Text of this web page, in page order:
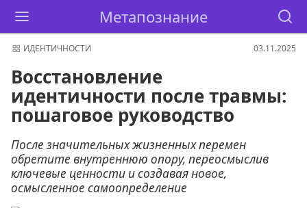
Метапознание
ИДЕНТИЧНОСТИ 03.11.2025
Восстановление
идентичности после травмы:
пошаговое руководство
После значительных жизненных перемен
обретите внутреннюю опору, переосмыслив
ключевые ценности и создавая новое,
осмысленное самоопределение